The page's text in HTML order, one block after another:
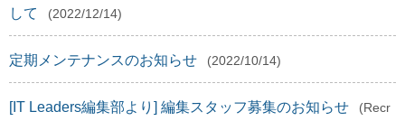
して
(2022/12/14)
定期メンテナンスのお知らせ (2022/10/14)
[IT Leaders編集部より] 編集スタッフ募集のお知らせ
(Recr